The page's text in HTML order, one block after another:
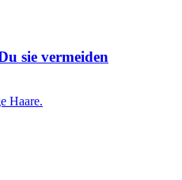
sie vermeiden